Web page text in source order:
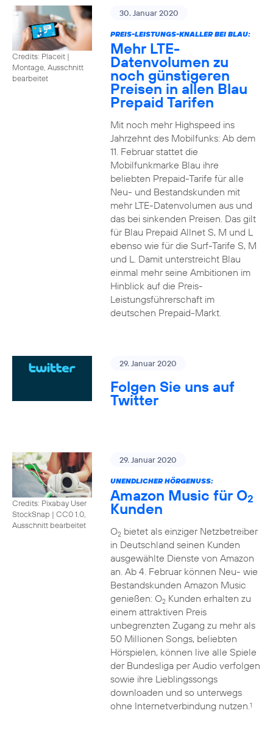
Credits: Placeit |
Montage, Ausschnitt
bearbeitet
30. Januar 2020
PREIS-LEISTUNGS-KNALLER BEI BLAU:
Mehr LTE-
Datenvolumen zu
noch günstigeren
Preisen in allen Blau
Prepaid Tarifen
Mit noch mehr Highspeed ins
Jahrzehnt des Mobilfunks: Ab dem
11. Februar stattet die
Mobilfunkmarke Blau ihre
beliebten Prepaid-Tarife für alle
Neu- und Bestandskunden mit
mehr LTE-Datenvolumen aus und
das bei sinkenden Preisen. Das gilt
für Blau Prepaid Allnet S, M und L
ebenso wie für die Surf-Tarife S, M
und L. Damit unterstreicht Blau
einmal mehr seine Ambitionen im
Hinblick auf die Preis-
Leistungsführerschaft im
deutschen Prepaid-Markt.
29. Januar 2020
Folgen Sie uns auf
Twitter
Credits: Pixabay User
StockSnap | CC0 1.0,
Ausschnitt bearbeitet
29. Januar 2020
UNENDLICHER HÖRGENUSS:
Amazon Music für O2
Kunden
O2bietet als einziger Netzbetreiber
in Deutschland seinen Kunden
ausgewählte Dienste von Amazon
an. Ab 4. Februar können Neu- wie
Bestandskunden Amazon Music
genießen: O2Kunden erhalten zu
einem attraktiven Preis
unbegrenzten Zugang zu mehr als
50 Millionen Songs, beliebten
Hörspielen, können live alle Spiele
der Bundesliga per Audio verfolgen
sowie ihre Lieblingssongs
downloaden und so unterwegs
ohne Internetverbindung nutzen.1